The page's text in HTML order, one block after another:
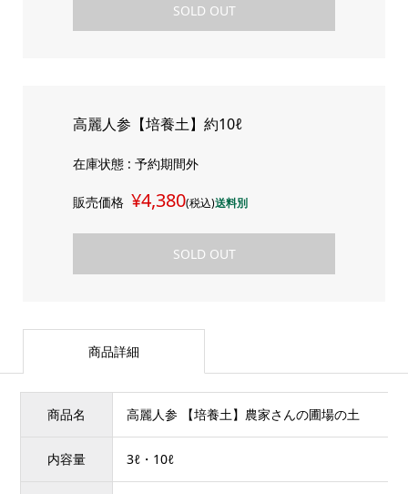
SOLD OUT
高麗人参【培養土】約10ℓ
在庫状態 : 予約期間外
販売価格 ¥4,380(税込)送料別
SOLD OUT
商品詳細
商品名 高麗人参 【培養土】農家さんの圃場の土
内容量 3ℓ・10ℓ